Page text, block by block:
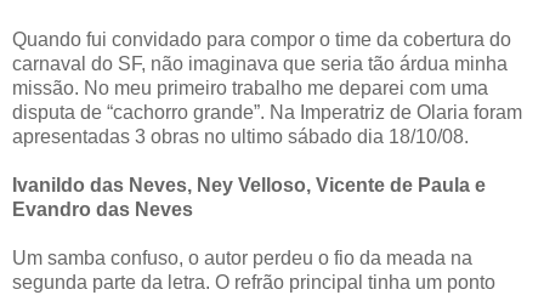
Quando fui convidado para compor o time da cobertura do
carnaval do SF, não imaginava que seria tão árdua minha
missão. No meu primeiro trabalho me deparei com uma
disputa de “cachorro grande”. Na Imperatriz de Olaria foram
apresentadas 3 obras no ultimo sábado dia 18/10/08.
Ivanildo das Neves, Ney Velloso, Vicente de Paula e
Evandro das Neves
Um samba confuso, o autor perdeu o fio da meada na
segunda parte da letra. O refrão principal tinha um ponto